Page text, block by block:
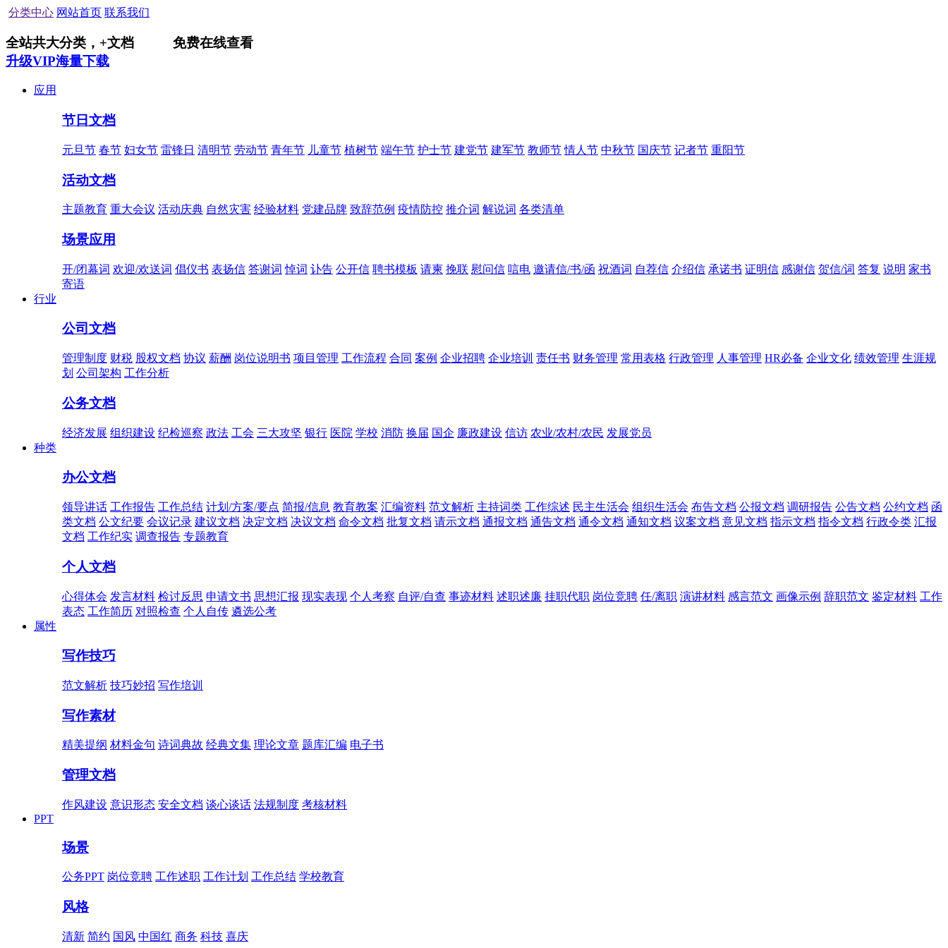
分类中心 网站首页 联系我们
全站共大分类， +文档
免费在线查看
升级VIP海量下载
应用
节日文档
元旦节 春节 妇女节 雷锋日 清明节 劳动节 青年节 儿童节 植树节 端午节 护士节 建党节 建军节 教师节 情人节 中秋节 国庆节 记者节 重阳节
活动文档
主题教育 重大会议 活动庆典 自然灾害 经验材料 党建品牌 致辞范例 疫情防控 推介词 解说词 各类清单
场景应用
开/闭幕词 欢迎/欢送词 倡仪书 表扬信 答谢词 悼词 讣告 公开信 聘书模板 请柬 挽联 慰问信 唁电 邀请信/书/函 祝酒词 自荐信 介绍信 承诺书 证明信 感谢信 贺信/词 答复 说明 家书
寄语
行业
公司文档
管理制度 财税 股权文档 协议 薪酬 岗位说明书 项目管理 工作流程 合同 案例 企业招聘 企业培训 责任书 财务管理 常用表格 行政管理 人事管理 HR必备 企业文化 绩效管理 生涯规
划 公司架构 工作分析
公务文档
经济发展 组织建设 纪检巡察 政法 工会 三大攻坚 银行 医院 学校 消防 换届 国企 廉政建设 信访 农业/农村/农民 发展党员
种类
办公文档
领导讲话 工作报告 工作总结 计划/方案/要点 简报/信息 教育教案 汇编资料 范文解析 主持词类 工作综述 民主生活会 组织生活会 布告文档 公报文档 调研报告 公告文档 公约文档 函
类文档 公文纪要 会议记录 建议文档 决定文档 决议文档 命令文档 批复文档 请示文档 通报文档 通告文档 通令文档 通知文档 议案文档 意见文档 指示文档 指令文档 行政令类 汇报
文档 工作纪实 调查报告 专题教育
个人文档
心得体会 发言材料 检讨反思 申请文书 思想汇报 现实表现 个人考察 自评/自查 事迹材料 述职述廉 挂职代职 岗位竞聘 任/离职 演讲材料 感言范文 画像示例 辞职范文 鉴定材料 工作
表态 工作简历 对照检查 个人自传 遴选公考
属性
写作技巧
范文解析 技巧妙招 写作培训
写作素材
精美提纲 材料金句 诗词典故 经典文集 理论文章 题库汇编 电子书
管理文档
作风建设 意识形态 安全文档 谈心谈话 法规制度 考核材料
PPT
场景
公务PPT 岗位竞聘 工作述职 工作计划 工作总结 学校教育
风格
清新 简约 国风 中国红 商务 科技 喜庆